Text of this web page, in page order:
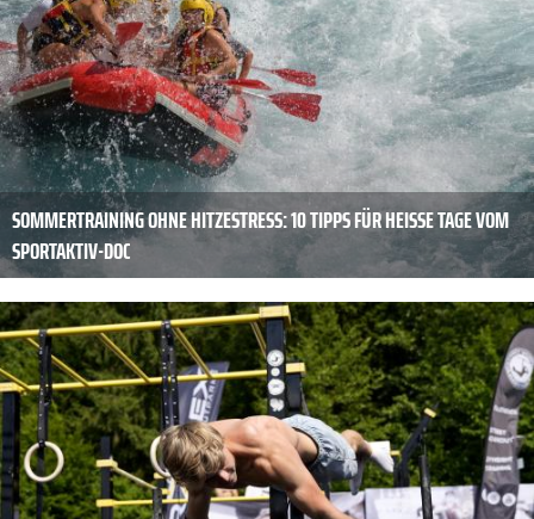
SOMMERTRAINING OHNE HITZESTRESS: 10 TIPPS FÜR HEISSE TAGE VOM S
PORTAKTIV-DOC